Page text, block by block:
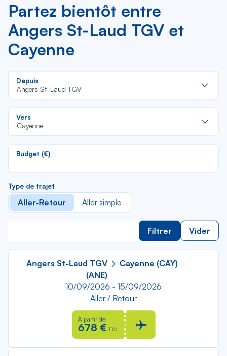
Partez bientôt entre
Angers St-Laud TGV et
Cayenne
Depuis
Angers St-Laud TGV
Vers
Cayenne
Budget (€)
Type de trajet
Aller-Retour Aller simple
Filtrer Vider
Angers St-Laud TGV
(ANE)
Cayenne (CAY)
10/09/2026 - 15/09/2026
Aller / Retour
À partir de
678 € TTC